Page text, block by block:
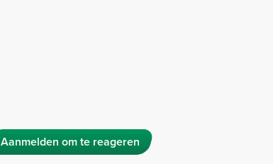
Aanmelden om te reageren